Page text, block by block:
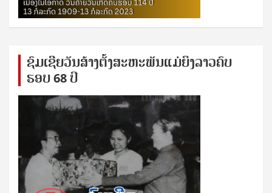
ຊົ​ມ​ເຊີຍ​ວັນ​ສ້າງ​ຕັ້ງ​ສະ​ຫະ​ພັນ​ແມ່​ຍິງ​​ລາວຄົບ​
ຮອບ 68 ປິ